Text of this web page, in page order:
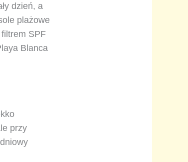
dzień, a
plażowe
SPF
Blanca
przy